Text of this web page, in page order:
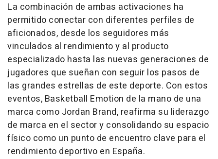
La combinación de ambas activaciones ha
permitido conectar con diferentes perfiles de
aficionados, desde los seguidores más
vinculados al rendimiento y al producto
especializado hasta las nuevas generaciones de
jugadores que sueñan con seguir los pasos de
las grandes estrellas de este deporte. Con estos
eventos, Basketball Emotion de la mano de una
marca como Jordan Brand, reafirma su liderazgo
de marca en el sector y consolidando su espacio
físico como un punto de encuentro clave para el
rendimiento deportivo en España.